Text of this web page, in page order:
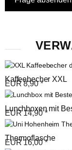
Kaffeebecher XXL
EUR 8,90 *
Lunchboxen mit
EUR 14,90 *
Thermoflasche
EUR 16,00 *